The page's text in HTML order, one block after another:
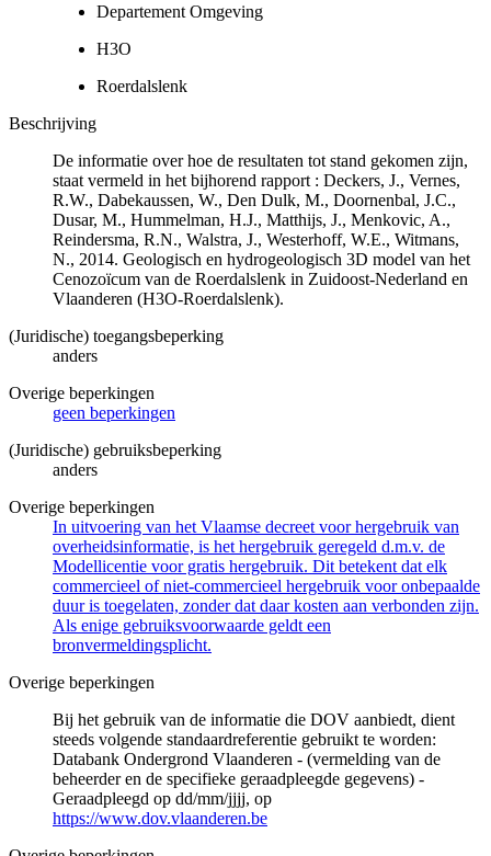
Departement Omgeving
H3O
Roerdalslenk
Beschrijving
De informatie over hoe de resultaten tot stand gekomen zijn,
staat vermeld in het bijhorend rapport : Deckers, J., Vernes,
R.W., Dabekaussen, W., Den Dulk, M., Doornenbal, J.C.,
Dusar, M., Hummelman, H.J., Matthijs, J., Menkovic, A.,
Reindersma, R.N., Walstra, J., Westerhoff, W.E., Witmans,
N., 2014. Geologisch en hydrogeologisch 3D model van het
Cenozoïcum van de Roerdalslenk in Zuidoost-Nederland en
Vlaanderen (H3O-Roerdalslenk).
(Juridische) toegangsbeperking
anders
Overige beperkingen
geen beperkingen
(Juridische) gebruiksbeperking
anders
Overige beperkingen
In uitvoering van het Vlaamse decreet voor hergebruik van
overheidsinformatie, is het hergebruik geregeld d.m.v. de
Modellicentie voor gratis hergebruik. Dit betekent dat elk
commercieel of niet-commercieel hergebruik voor onbepaalde
duur is toegelaten, zonder dat daar kosten aan verbonden zijn.
Als enige gebruiksvoorwaarde geldt een
bronvermeldingsplicht.
Overige beperkingen
Bij het gebruik van de informatie die DOV aanbiedt, dient
steeds volgende standaardreferentie gebruikt te worden:
Databank Ondergrond Vlaanderen - (vermelding van de
beheerder en de specifieke geraadpleegde gegevens) -
Geraadpleegd op dd/mm/jjjj, op
https://www.dov.vlaanderen.be